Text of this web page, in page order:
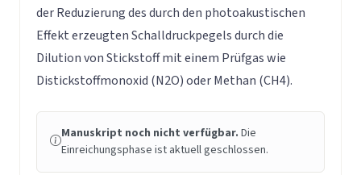
der Reduzierung des durch den photoakustischen
Effekt erzeugten Schalldruckpegels durch die
Dilution von Stickstoff mit einem Prüfgas wie
Distickstoffmonoxid (N2O) oder Methan (CH4).
Manuskript noch nicht verfügbar. Die
Einreichungsphase ist aktuell geschlossen.